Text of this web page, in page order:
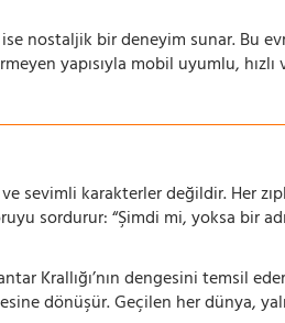
nostaljik bir deneyim sunar. Bu
yapısıyla mobil uyumlu,
sevimli karakterler değildir. Her
sordurur: “Şimdi mi, yoksa bir
Krallığı’nın dengesini temsil
dönüşür. Geçilen her dünya,